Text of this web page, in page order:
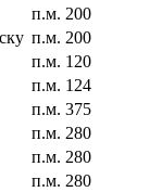
п.м. 200
п.м. 200
п.м. 120
п.м. 124
п.м. 375
п.м. 280
п.м. 280
п.м. 280